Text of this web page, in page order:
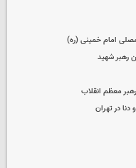
مصلی امام خمینی (ره)
رهبر شهید
معظم انقلاب
در تهران